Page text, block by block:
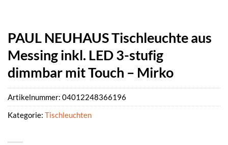
PAUL NEUHAUS Tischleuchte aus
Messing inkl. LED 3-stufig
dimmbar mit Touch – Mirko
Artikelnummer: 04012248366196
Kategorie: Tischleuchten